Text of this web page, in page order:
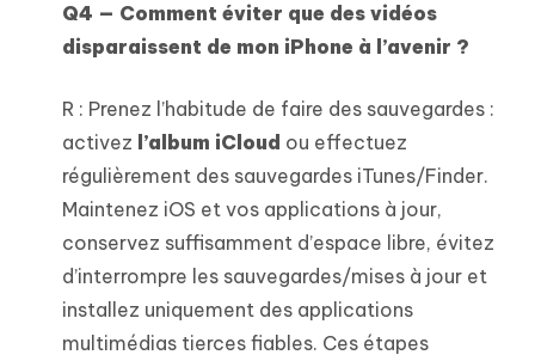
Q4 — Comment éviter que des vidéos
disparaissent de mon iPhone à l’avenir ?
R : Prenez l’habitude de faire des sauvegardes :
activez l’album iCloud ou effectuez
régulièrement des sauvegardes iTunes/Finder.
Maintenez iOS et vos applications à jour,
conservez suffisamment d’espace libre, évitez
d’interrompre les sauvegardes/mises à jour et
installez uniquement des applications
multimédias tierces fiables. Ces étapes